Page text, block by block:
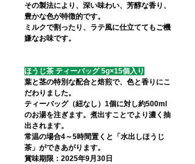
その製法により、深い味わい、芳醇な香り、
豊かな色が特徴的です。
ミルクで割ったり、ラテ風に仕立ててもご機
嫌なお味です。
ほうじ茶 ティーバッグ 5g×15個入り
葉と茎の特別な配合と焙煎で、色と香りにこ
だわりました。
ティーバッグ（紐なし）1個に対し約500ml
のお湯を注ぎます。煮出すことでより濃く抽
出されます。
常温の場合4～5時間置くと「水出しほうじ
茶」ができあがります。
賞味期限：2025年9月30日